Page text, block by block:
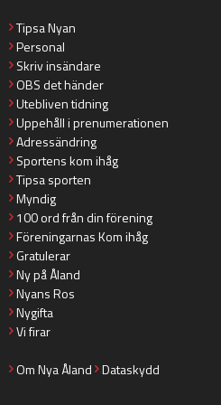
Tipsa Nyan
Personal
Skriv insändare
OBS det händer
Utebliven tidning
Uppehåll i prenumerationen
Adressändring
Sportens kom ihåg
Tipsa sporten
Myndig
100 ord från din förening
Föreningarnas Kom ihåg
Gratulerar
Ny på Åland
Nyans Ros
Nygifta
Vi firar
Om Nya Åland Dataskydd